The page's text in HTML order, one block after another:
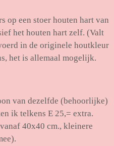
op een stoer houten hart van
het houten hart zelf. (Valt
in de originele houtkleur
het is allemaal mogelijk.
van dezelfde (behoorlijke)
ik telkens E 25,= extra.
40x40 cm., kleinere